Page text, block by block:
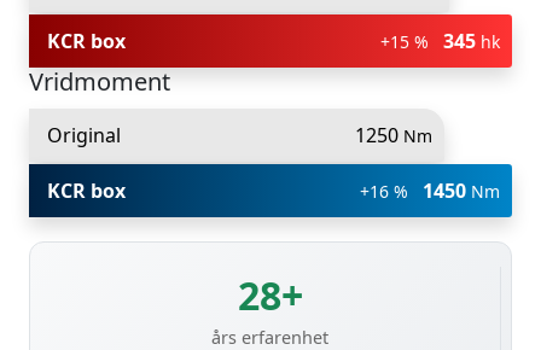
KCR box +15 % 345 hk
Vridmoment
Original 1250 Nm
KCR box +16 % 1450 Nm
28+
års erfarenhet